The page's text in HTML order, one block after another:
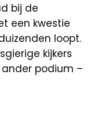
bij de
een kwestie
loopt.
kijkers
podium –